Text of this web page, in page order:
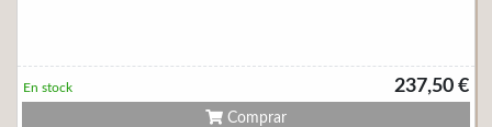
237,50 €
En stock
Comprar